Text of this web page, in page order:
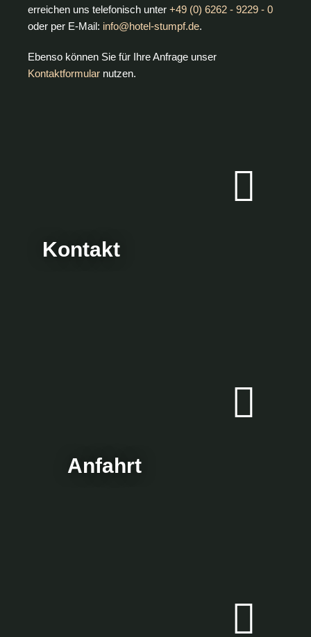
erreichen uns telefonisch unter+49 (0) 6262 - 9229 - 0
oder per E-Mail: info@hotel-stumpf.de.
Ebenso können Sie für Ihre Anfrage unser
Kontaktformular nutzen.
Kontakt
Anfahrt